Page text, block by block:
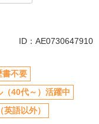
り
ID：AE0730647910
書不要
（40代～）活躍中
語以外）